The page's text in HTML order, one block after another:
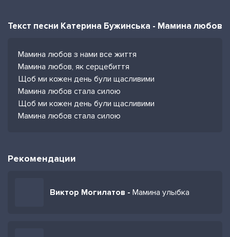
Текст песни Катерина Бужинська - Мамина любов
Мамина любов з нами все життя
Мамина любов, як серцебиття
Щоб ми кожен день були щасливими
Мамина любов стала силою
Щоб ми кожен день були щасливими
Мамина любов стала силою
Рекомендации
Виктор Могилатов - Мамина улыбка